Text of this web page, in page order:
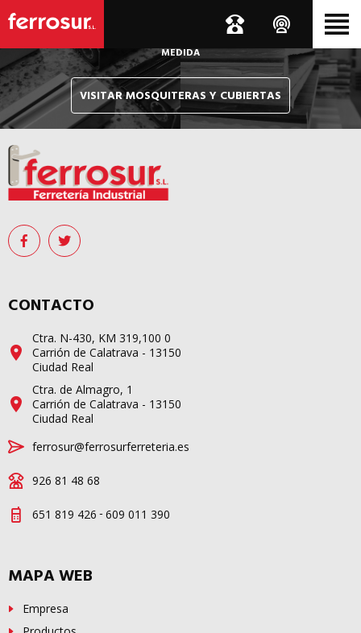
Le hacemos llegar, allí donde esté, y en tiempo récord,
sus pedidos de mosquiteras y sistemas de cubiertas confeccionados A
MEDIDA
VISITAR MOSQUITERAS Y CUBIERTAS
CONTACTO
Ctra. N-430, KM 319,100 0
Carrión de Calatrava - 13150
Ciudad Real
Ctra. de Almagro, 1
Carrión de Calatrava - 13150
Ciudad Real
ferrosur@ferrosurferreteria.es
926 81 48 68
651 819 426 - 609 011 390
MAPA WEB
Empresa